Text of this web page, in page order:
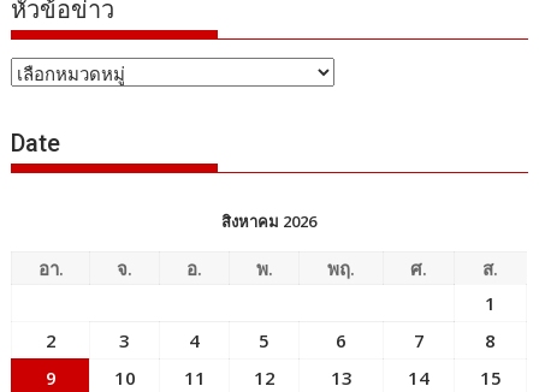
หัวข้อข่าว
หัวข้อ
Date
สิงหาคม 2026
อา. จ. อ. พ. พฤ. ศ.
ส.
1
2
3 4 5 6 7
8
9
10 11 12 13 14
15